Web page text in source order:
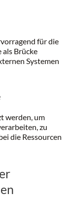
für die
Brücke
Systemen
werden, um
zu
die Ressourcen